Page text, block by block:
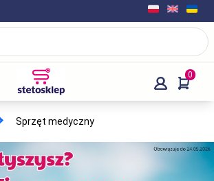
0
Sprzęt medyczny